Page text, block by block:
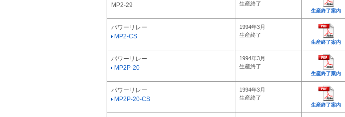
MP2-29
生産終了
生産終了案内
パワーリレー
MP2-CS
1994年3月
生産終了
生産終了案内
パワーリレー
MP2P-20
1994年3月
生産終了
生産終了案内
パワーリレー
MP2P-20-CS
1994年3月
生産終了
生産終了案内